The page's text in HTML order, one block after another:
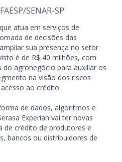
FAESP/SENAR-SP
atua em serviços de
de decisões das
sua presença no setor
é de R$ 40 milhões, com
agronegócio para auxiliar os
na visão dos riscos
ao crédito.
de dados, algoritmos e
Experian vai ter novas
de crédito de produtores e
bancos ou distribuidores de